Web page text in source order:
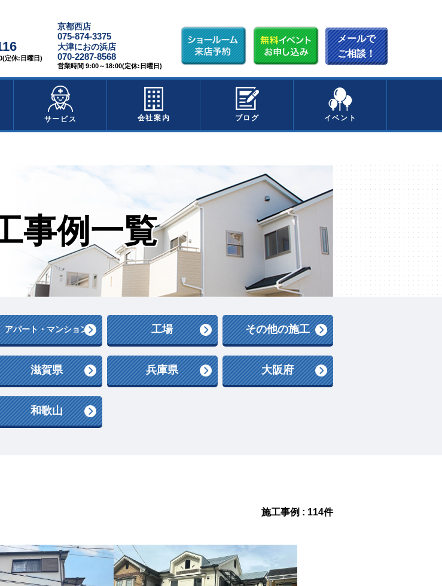
定休:日曜日)
京都西店
075-874-3375
大津におの浜店
070-2287-8568
営業時間 9:00～18:00(定休:日曜日)
メールで
ご相談！
サービス 会社案内 ブログ イベント
事例一覧
アパート・マンション 工場 その他の施工
滋賀県 兵庫県 大阪府
和歌山
施工事例 : 114件